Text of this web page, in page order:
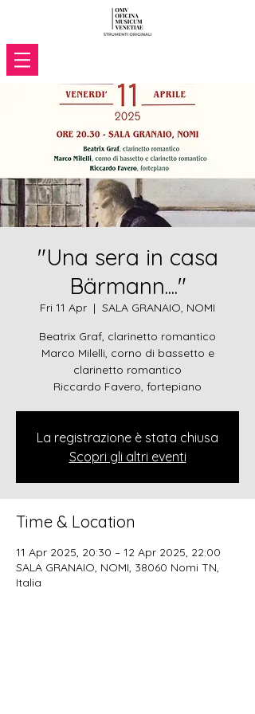
"Una sera in casa
Bärmann...."
Fri 11 Apr
  |
SALA GRANAIO, NOMI
Beatrix Graf, clarinetto romantico
Marco Milelli, corno di bassetto e
clarinetto romantico
Riccardo Favero, fortepiano
La registrazione è stata chiusa
Scopri gli altri eventi
Time & Location
11 Apr 2025, 20:30 – 12 Apr 2025, 22:00
SALA GRANAIO, NOMI, 38060 Nomi TN,
Italia